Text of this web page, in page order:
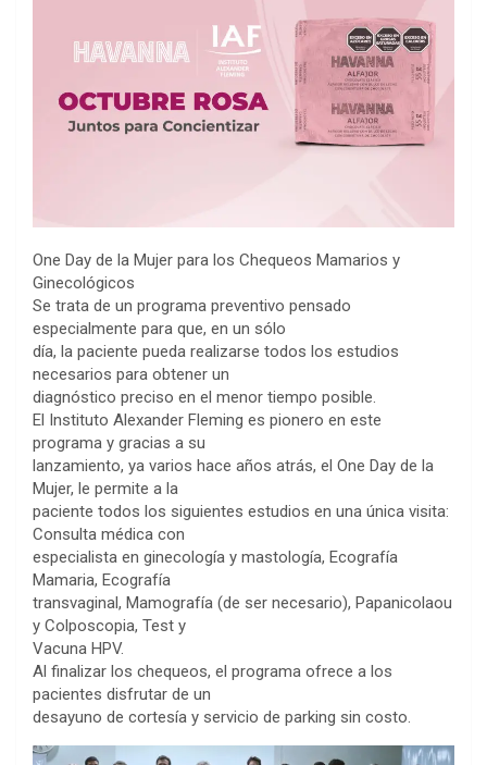
One Day de la Mujer para los Chequeos Mamarios y
Ginecológicos
Se trata de un programa preventivo pensado
especialmente para que, en un sólo
día, la paciente pueda realizarse todos los estudios
necesarios para obtener un
diagnóstico preciso en el menor tiempo posible.
El Instituto Alexander Fleming es pionero en este
programa y gracias a su
lanzamiento, ya varios hace años atrás, el One Day de la
Mujer, le permite a la
paciente todos los siguientes estudios en una única visita:
Consulta médica con
especialista en ginecología y mastología, Ecografía
Mamaria, Ecografía
transvaginal, Mamografía (de ser necesario), Papanicolaou
y Colposcopia, Test y
Vacuna HPV.
Al finalizar los chequeos, el programa ofrece a los
pacientes disfrutar de un
desayuno de cortesía y servicio de parking sin costo.